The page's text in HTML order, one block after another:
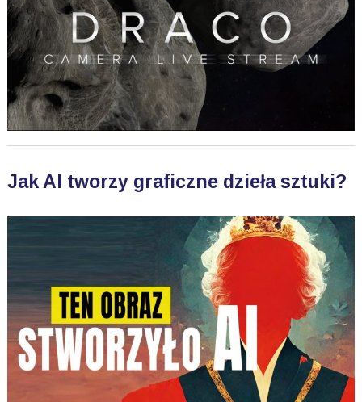
Jak AI tworzy graficzne dzieła sztuki?